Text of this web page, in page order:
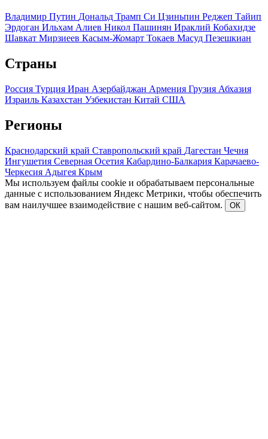
Владимир Путин Дональд Трамп Си Цзиньпин Реджеп Тайип
Эрдоган Ильхам Алиев Никол Пашинян Ираклий Кобахидзе
Шавкат Мирзиеев Касым-Жомарт Токаев Масуд Пезешкиан
Страны
Россия Турция Иран Азербайджан Армения Грузия Абхазия
Израиль Казахстан Узбекистан Китай США
Регионы
Краснодарский край Ставропольский край Дагестан Чечня
Ингушетия Северная Осетия Кабардино-Балкария Карачаево-
Черкесия Адыгея Крым
Мы используем файлы cookie и обрабатываем персональные
данные с использованием Яндекс Метрики, чтобы обеспечить
вам наилучшее взаимодействие с нашим веб-сайтом.
ОК